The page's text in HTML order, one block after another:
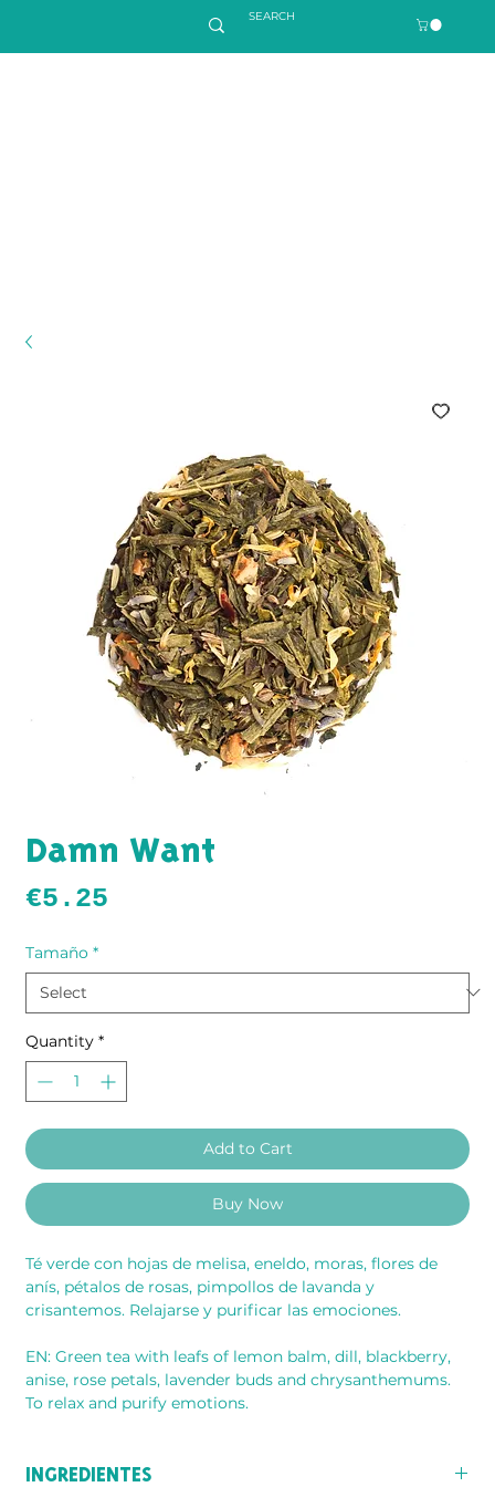
Damn Want
€5.25
Tamaño *
Quantity *
Add to Cart
Buy Now
Té verde con hojas de melisa, eneldo, moras, flores de
anís, pétalos de rosas, pimpollos de lavanda y
crisantemos. Relajarse y purificar las emociones.
EN: Green tea with leafs of lemon balm, dill, blackberry,
anise, rose petals, lavender buds and chrysanthemums.
To relax and purify emotions.
INGREDIENTES